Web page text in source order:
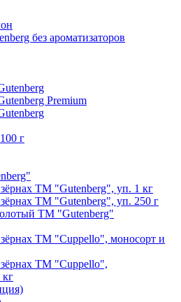
без ароматизаторов
Premium
г
ТМ "Gutenberg", уп. 1 кг
ТМ "Gutenberg", уп. 250 г
ТМ "Gutenberg"
ТМ "Cuppello", моносорт и
ТМ "Cuppello",